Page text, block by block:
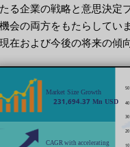
る企業の戦略と意思決定
会の両方をもたらしてい
在および今後の将来の傾